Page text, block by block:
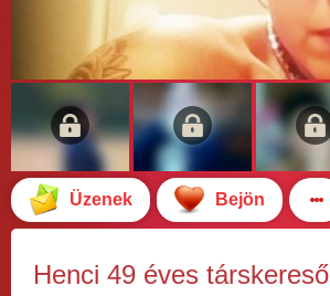
Üzenek Bejön
Henci 49 éves társkereső